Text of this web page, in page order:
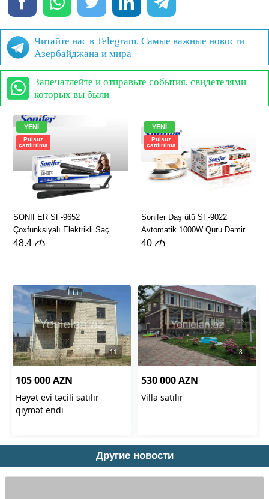
Читайте нас в Telegram. Самые важные новости
Азербайджана и мира
Запечатлейте и отправьте события, свидетелями
которых вы были
Другие новости